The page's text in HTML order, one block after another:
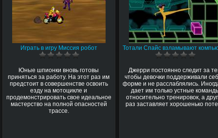
Играть в игру Миссия робот
Юные шпионки вновь готовы
приняться за работу. На этот раз им
предстоит в совершенстве освоить
езду на мотоцикле и
продемонстрировать свое идеальное
мастерство на полной опасностей
трассе.
Тотали Спайс взламывают
Джерри постоянно следит за
чтобы девочки поддерживали
форме и не расслаблялись.
дает им только устные
относительно тренировок, а
раз заставляет хорошенько